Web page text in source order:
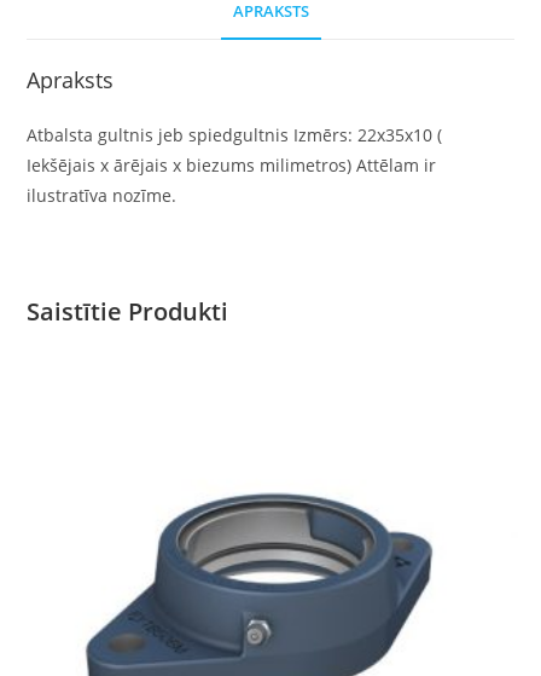
APRAKSTS
Apraksts
Atbalsta gultnis jeb spiedgultnis Izmērs: 22x35x10 (
Iekšējais x ārējais x biezums milimetros) Attēlam ir
ilustratīva nozīme.
Saistītie Produkti